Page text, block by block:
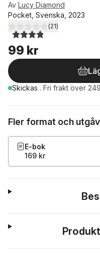
Av Lucy Diamond
Pocket, Svenska, 2023
3,9utav 5 stjärnor. Totalt
(21)
99 kr
Skickas . Fri frakt över
Fler format och
E-bok
169 kr